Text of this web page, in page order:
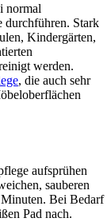
normal
durchführen. Stark
Kindergärten,
werden.
, die auch sehr
aufsprühen
sauberen
Bei Bedarf
Pad nach.